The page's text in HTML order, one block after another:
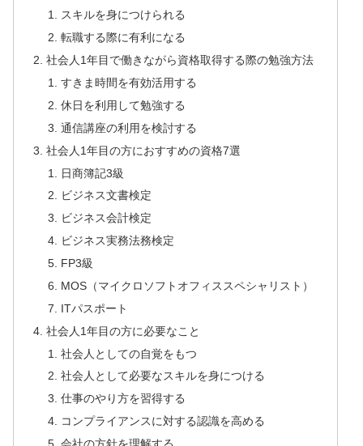
スキルを身につけられる
転職する際に有利になる
社会人1年目で働きながら資格取得する際の勉強方法
すきま時間を有効活用する
休日を利用して勉強する
通信講座の利用を検討する
社会人1年目の方におすすめの資格7選
日商簿記3級
ビジネス文書検定
ビジネス会計検定
ビジネス実務法務検定
FP3級
MOS（マイクロソフトオフィススペシャリスト）
ITパスポート
社会人1年目の方に必要なこと
社会人としての自覚をもつ
社会人として必要なスキルを身につける
仕事のやり方を習得する
コンプライアンスに対する認識を高める